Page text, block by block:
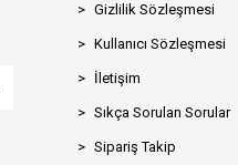
Gizlilik Sözleşmesi
Kullanıcı Sözleşmesi
İletişim
Sıkça Sorulan Sorular
Sipariş Takip